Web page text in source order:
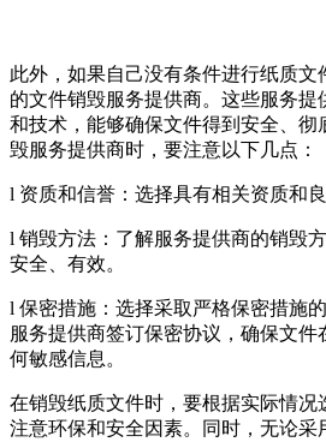
此外，如果自己没有条件进行纸质文
的文件销毁服务提供商。这些服务提
和技术，能够确保文件得到安全、彻
毁服务提供商时，要注意以下几点：
l 资质和信誉：选择具有相关资质和
l 销毁方法：了解服务提供商的销毁
安全、有效。
l 保密措施：选择采取严格保密措施
服务提供商签订保密协议，确保文
何敏感信息。
在销毁纸质文件时，要根据实际情况
注意环保和安全因素。同时，无论采